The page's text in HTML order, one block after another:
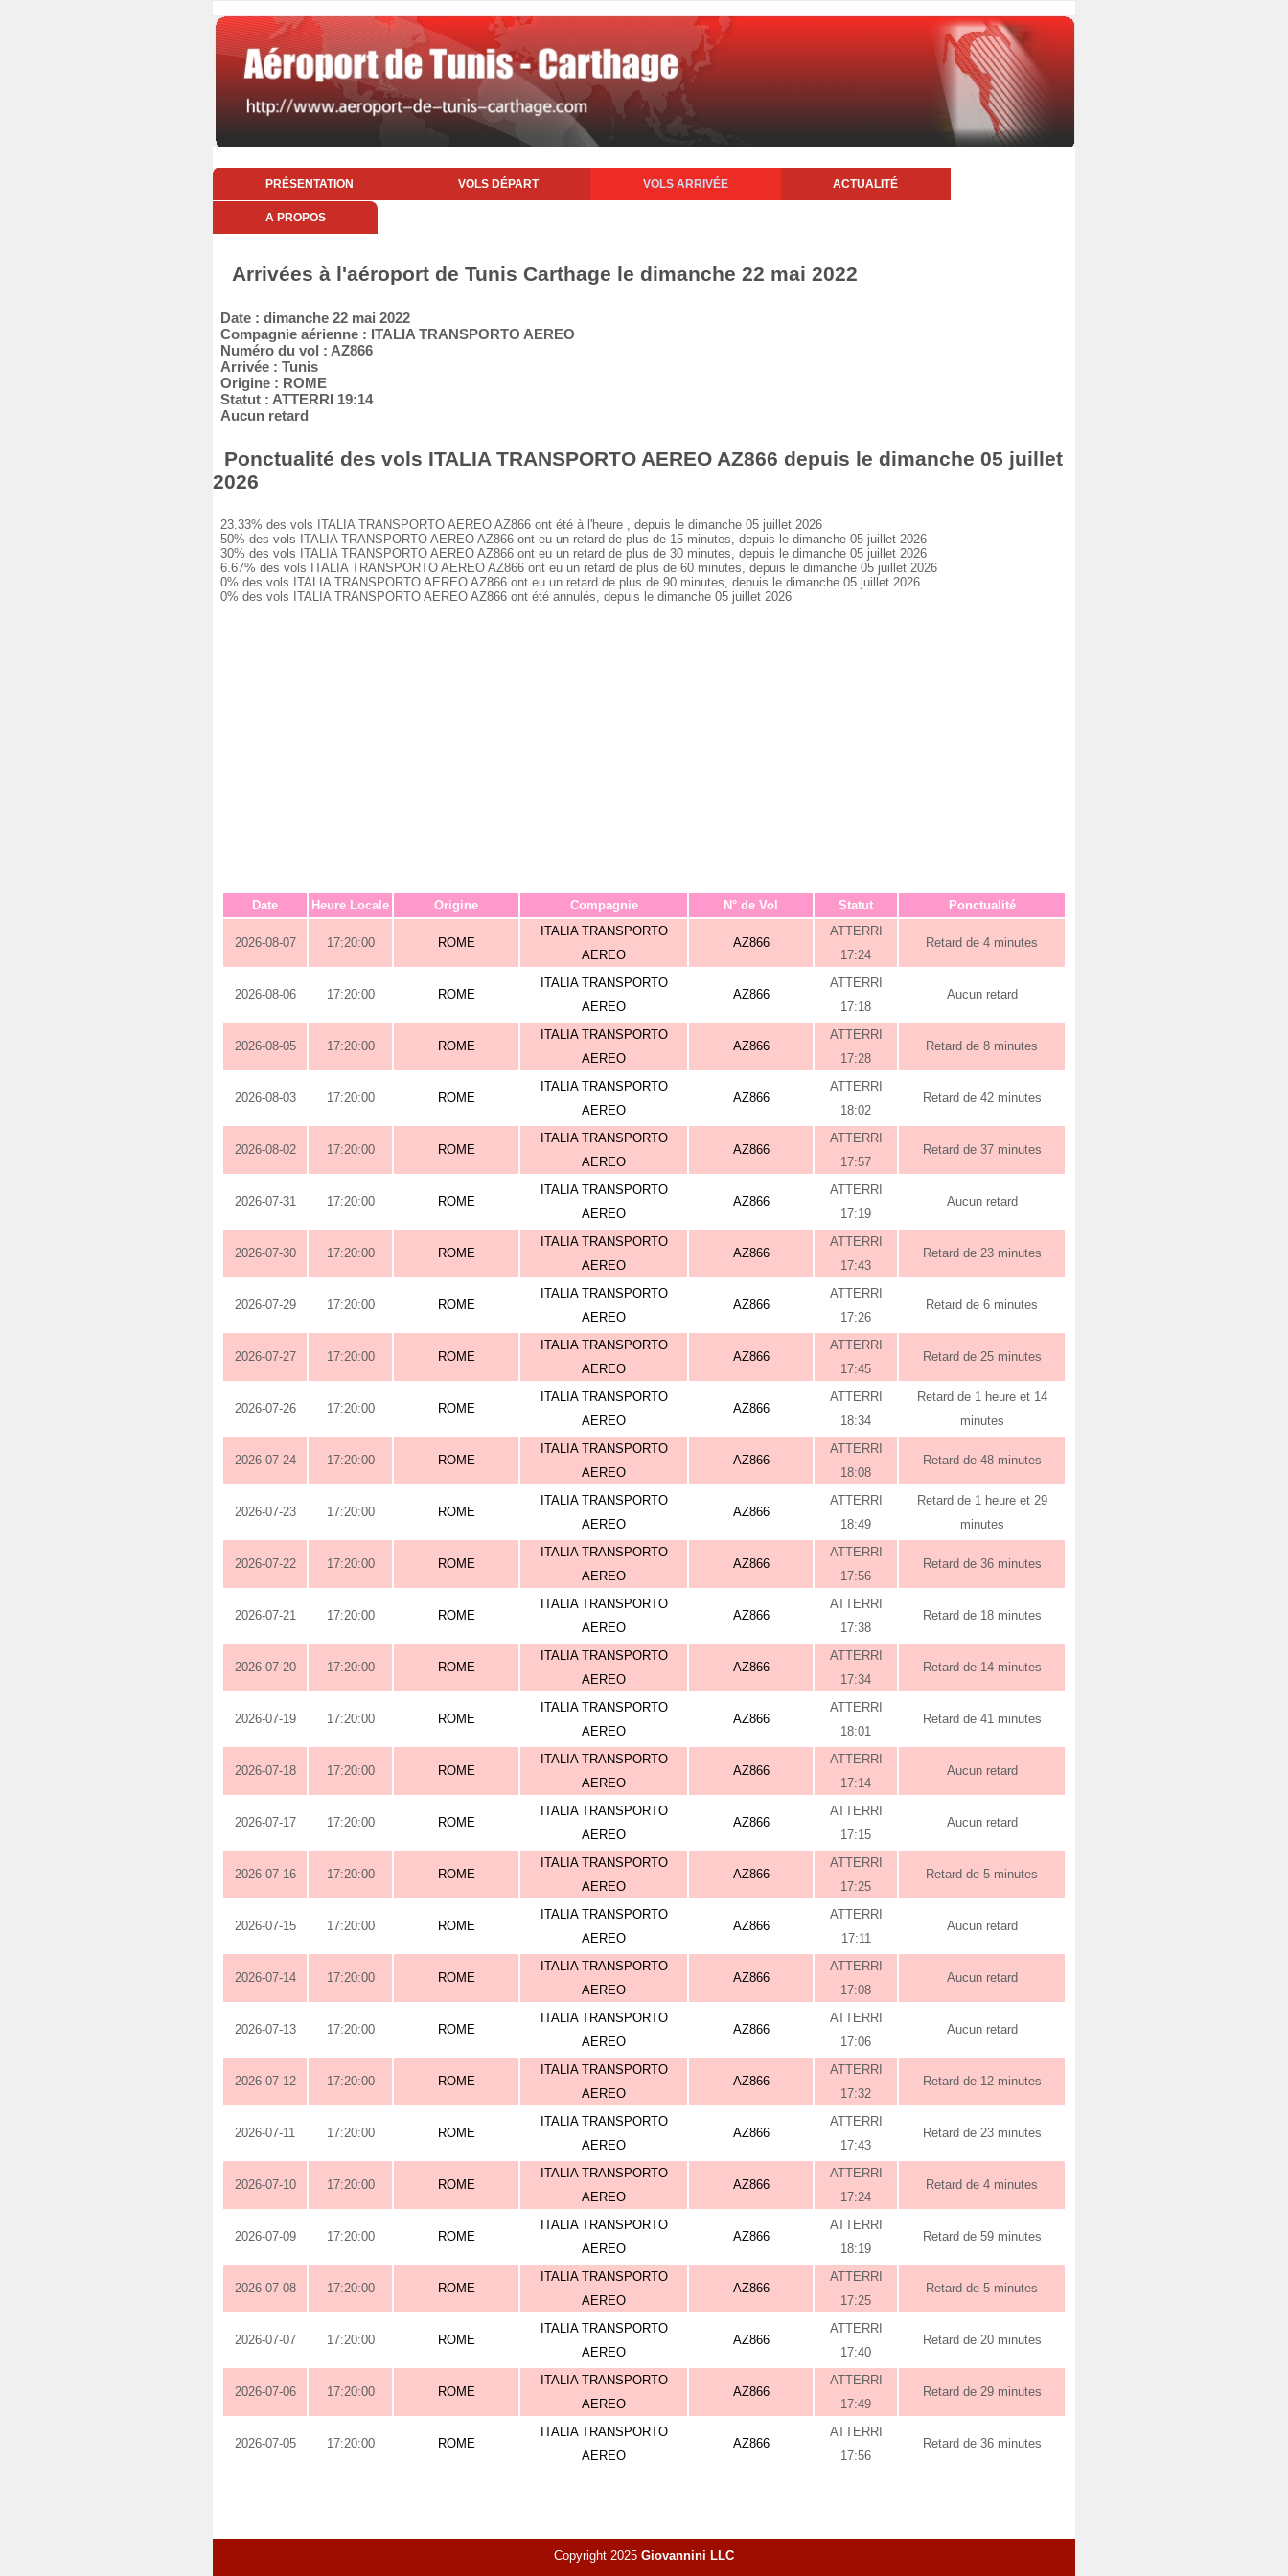
PRÉSENTATION VOLS DÉPART VOLS ARRIVÉE ACTUALITÉ
A PROPOS
Arrivées à l'aéroport de Tunis Carthage le dimanche 22 mai 2022
Date : dimanche 22 mai 2022
Compagnie aérienne : ITALIA TRANSPORTO AEREO
Numéro du vol : AZ866
Arrivée : Tunis
Origine : ROME
Statut : ATTERRI 19:14
Aucun retard
Ponctualité des vols ITALIA TRANSPORTO AEREO AZ866 depuis le dimanche 05 juillet
2026
23.33% des vols ITALIA TRANSPORTO AEREO AZ866 ont été à l'heure , depuis le dimanche 05 juillet 2026
50% des vols ITALIA TRANSPORTO AEREO AZ866 ont eu un retard de plus de 15 minutes, depuis le dimanche 05 juillet 2026
30% des vols ITALIA TRANSPORTO AEREO AZ866 ont eu un retard de plus de 30 minutes, depuis le dimanche 05 juillet 2026
6.67% des vols ITALIA TRANSPORTO AEREO AZ866 ont eu un retard de plus de 60 minutes, depuis le dimanche 05 juillet 2026
0% des vols ITALIA TRANSPORTO AEREO AZ866 ont eu un retard de plus de 90 minutes, depuis le dimanche 05 juillet 2026
0% des vols ITALIA TRANSPORTO AEREO AZ866 ont été annulés, depuis le dimanche 05 juillet 2026
Date Heure Locale Origine Compagnie N° de Vol Statut Ponctualité
2026-08-07 17:20:00 ROME
ITALIA TRANSPORTO
AEREO
AZ866
ATTERRI
17:24
Retard de 4 minutes
2026-08-06 17:20:00 ROME
ITALIA TRANSPORTO
AEREO
AZ866
ATTERRI
17:18
Aucun retard
2026-08-05 17:20:00 ROME
ITALIA TRANSPORTO
AEREO
AZ866
ATTERRI
17:28
Retard de 8 minutes
2026-08-03 17:20:00 ROME
ITALIA TRANSPORTO
AEREO
AZ866
ATTERRI
18:02
Retard de 42 minutes
2026-08-02 17:20:00 ROME
ITALIA TRANSPORTO
AEREO
AZ866
ATTERRI
17:57
Retard de 37 minutes
2026-07-31 17:20:00 ROME
ITALIA TRANSPORTO
AEREO
AZ866
ATTERRI
17:19
Aucun retard
2026-07-30 17:20:00 ROME
ITALIA TRANSPORTO
AEREO
AZ866
ATTERRI
17:43
Retard de 23 minutes
2026-07-29 17:20:00 ROME
ITALIA TRANSPORTO
AEREO
AZ866
ATTERRI
17:26
Retard de 6 minutes
2026-07-27 17:20:00 ROME
ITALIA TRANSPORTO
AEREO
AZ866
ATTERRI
17:45
Retard de 25 minutes
2026-07-26 17:20:00 ROME
ITALIA TRANSPORTO
AEREO
AZ866
ATTERRI
18:34
Retard de 1 heure et 14
minutes
2026-07-24 17:20:00 ROME
ITALIA TRANSPORTO
AEREO
AZ866
ATTERRI
18:08
Retard de 48 minutes
2026-07-23 17:20:00 ROME
ITALIA TRANSPORTO
AEREO
AZ866
ATTERRI
18:49
Retard de 1 heure et 29
minutes
2026-07-22 17:20:00 ROME
ITALIA TRANSPORTO
AEREO
AZ866
ATTERRI
17:56
Retard de 36 minutes
2026-07-21 17:20:00 ROME
ITALIA TRANSPORTO
AEREO
AZ866
ATTERRI
17:38
Retard de 18 minutes
2026-07-20 17:20:00 ROME
ITALIA TRANSPORTO
AEREO
AZ866
ATTERRI
17:34
Retard de 14 minutes
2026-07-19 17:20:00 ROME
ITALIA TRANSPORTO
AEREO
AZ866
ATTERRI
18:01
Retard de 41 minutes
2026-07-18 17:20:00 ROME
ITALIA TRANSPORTO
AEREO
AZ866
ATTERRI
17:14
Aucun retard
2026-07-17 17:20:00 ROME
ITALIA TRANSPORTO
AEREO
AZ866
ATTERRI
17:15
Aucun retard
2026-07-16 17:20:00 ROME
ITALIA TRANSPORTO
AEREO
AZ866
ATTERRI
17:25
Retard de 5 minutes
2026-07-15 17:20:00 ROME
ITALIA TRANSPORTO
AEREO
AZ866
ATTERRI
17:11
Aucun retard
2026-07-14 17:20:00 ROME
ITALIA TRANSPORTO
AEREO
AZ866
ATTERRI
17:08
Aucun retard
2026-07-13 17:20:00 ROME
ITALIA TRANSPORTO
AEREO
AZ866
ATTERRI
17:06
Aucun retard
2026-07-12 17:20:00 ROME
ITALIA TRANSPORTO
AEREO
AZ866
ATTERRI
17:32
Retard de 12 minutes
2026-07-11 17:20:00 ROME
ITALIA TRANSPORTO
AEREO
AZ866
ATTERRI
17:43
Retard de 23 minutes
2026-07-10 17:20:00 ROME
ITALIA TRANSPORTO
AEREO
AZ866
ATTERRI
17:24
Retard de 4 minutes
2026-07-09 17:20:00 ROME
ITALIA TRANSPORTO
AEREO
AZ866
ATTERRI
18:19
Retard de 59 minutes
2026-07-08 17:20:00 ROME
ITALIA TRANSPORTO
AEREO
AZ866
ATTERRI
17:25
Retard de 5 minutes
2026-07-07 17:20:00 ROME
ITALIA TRANSPORTO
AEREO
AZ866
ATTERRI
17:40
Retard de 20 minutes
2026-07-06 17:20:00 ROME
ITALIA TRANSPORTO
AEREO
AZ866
ATTERRI
17:49
Retard de 29 minutes
2026-07-05 17:20:00 ROME
ITALIA TRANSPORTO
AEREO
AZ866
ATTERRI
17:56
Retard de 36 minutes
Copyright 2025 Giovannini LLC